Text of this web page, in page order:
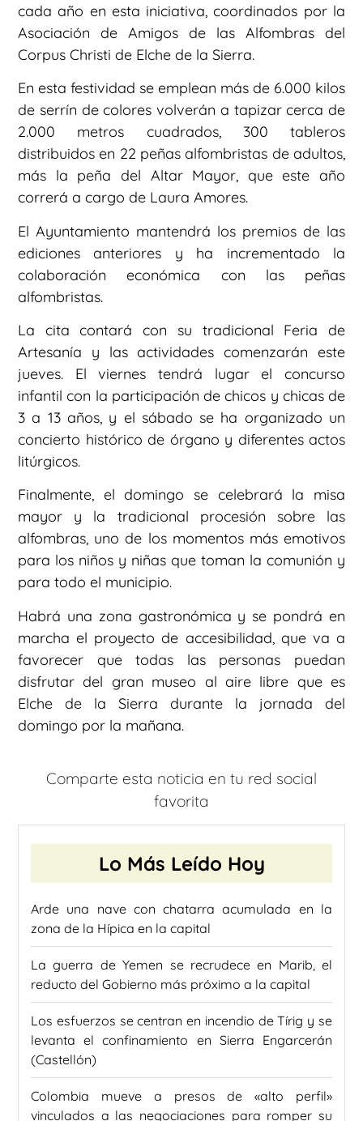
cada año en esta iniciativa, coordinados por la
Asociación de Amigos de las Alfombras del
Corpus Christi de Elche de la Sierra.
En esta festividad se emplean más de 6.000 kilos
de serrín de colores volverán a tapizar cerca de
2.000 metros cuadrados, 300 tableros
distribuidos en 22 peñas alfombristas de adultos,
más la peña del Altar Mayor, que este año
correrá a cargo de Laura Amores.
El Ayuntamiento mantendrá los premios de las
ediciones anteriores y ha incrementado la
colaboración económica con las peñas
alfombristas.
La cita contará con su tradicional Feria de
Artesanía y las actividades comenzarán este
jueves. El viernes tendrá lugar el concurso
infantil con la participación de chicos y chicas de
3 a 13 años, y el sábado se ha organizado un
concierto histórico de órgano y diferentes actos
litúrgicos.
Finalmente, el domingo se celebrará la misa
mayor y la tradicional procesión sobre las
alfombras, uno de los momentos más emotivos
para los niños y niñas que toman la comunión y
para todo el municipio.
Habrá una zona gastronómica y se pondrá en
marcha el proyecto de accesibilidad, que va a
favorecer que todas las personas puedan
disfrutar del gran museo al aire libre que es
Elche de la Sierra durante la jornada del
domingo por la mañana.
Comparte esta noticia en tu red social
favorita
Lo Más Leído Hoy
Arde una nave con chatarra acumulada en la
zona de la Hípica en la capital
La guerra de Yemen se recrudece en Marib, el
reducto del Gobierno más próximo a la capital
Los esfuerzos se centran en incendio de Tírig y se
levanta el confinamiento en Sierra Engarcerán
(Castellón)
Colombia mueve a presos de «alto perfil»
vinculados a las negociaciones para romper su